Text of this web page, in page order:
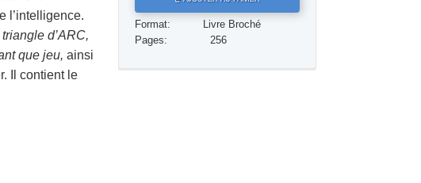
Réponses aux drogues
Les enfants
l’intelligence.
d’ARC,
que jeu, ainsi
Il contient le
Format:
Livre Broché
Pages:
256